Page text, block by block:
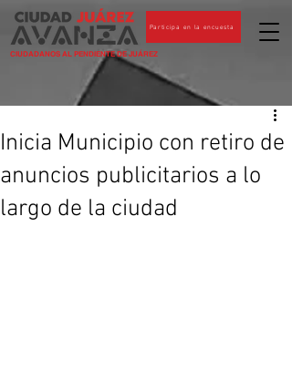
CIUDADANOS AL PENDIENTE DE JUÁREZ
Participa en la encuesta
Inicia Municipio con retiro de
anuncios publicitarios a lo
largo de la ciudad